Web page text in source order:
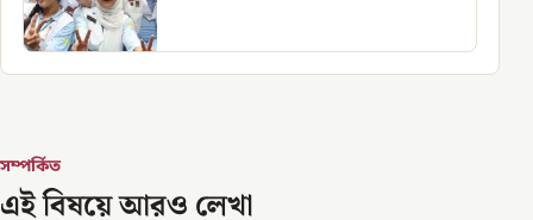
সম্পর্কিত
এই বিষয়ে আরও লেখা